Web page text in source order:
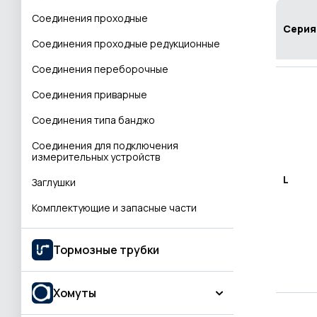
Угловой соединитель
Т-образные соединения
Соединения
Разное
Соединения проходные
Соединения проходные редукционные
Соединения переборочные
Соединения приварные
Соединения типа банджо
Соединения для подключения
измерительных устройств
Заглушки
Комплектующие и запасные части
Тормозные трубки
Хомуты
Серия
L